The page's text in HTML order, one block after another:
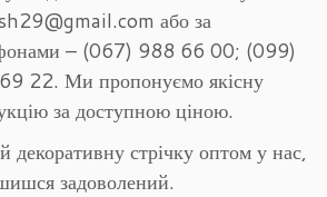
або за
– (067) 988 66 00; (099)
22. Ми пропонуємо якісну
за доступною ціною.
декоративну стрічку оптом у нас,
задоволений.